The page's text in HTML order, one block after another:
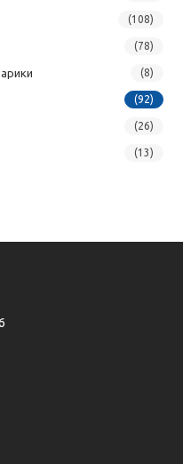
(108)
(78)
(8)
(92)
(26)
(13)